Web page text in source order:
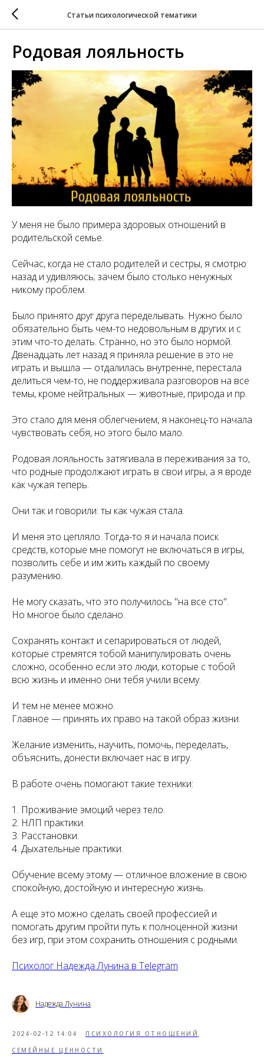
Статьи психологической тематики
Родовая лояльность
У меня не было примера здоровых отношений в
родительской семье.
Сейчас, когда не стало родителей и сестры, я смотрю
назад и удивляюсь; зачем было столько ненужных
никому проблем.
Было принято друг друга переделывать. Нужно было
обязательно быть чем-то недовольным в других и с
этим что-то делать. Странно, но это было нормой.
Двенадцать лет назад я приняла решение в это не
играть и вышла — отдалилась внутренне, перестала
делиться чем-то, не поддерживала разговоров на все
темы, кроме нейтральных — животные, природа и пр.
Это стало для меня облегчением, я наконец-то начала
чувствовать себя, но этого было мало.
Родовая лояльность затягивала в переживания за то,
что родные продолжают играть в свои игры, а я вроде
как чужая теперь.
Они так и говорили: ты как чужая стала.
И меня это цепляло. Тогда-то я и начала поиск
средств, которые мне помогут не включаться в игры,
позволить себе и им жить каждый по своему
разумению.
Не могу сказать, что это получилось "на все сто".
Но многое было сделано.
Сохранять контакт и сепарироваться от людей,
которые стремятся тобой манипулировать очень
сложно, особенно если это люди, которые с тобой
всю жизнь и именно они тебя учили всему.
И тем не менее можно.
Главное — принять их право на такой образ жизни.
Желание изменить, научить, помочь, переделать,
объяснить, донести включает нас в игру.
В работе очень помогают такие техники:
1. Проживание эмоций через тело.
2. НЛП практики.
3. Расстановки.
4. Дыхательные практики.
Обучение всему этому — отличное вложение в свою
спокойную, достойную и интересную жизнь.
А еще это можно сделать своей профессией и
помогать другим пройти путь к полноценной жизни
без игр, при этом сохранить отношения с родными.
Психолог Надежда Лунина в Telegram
Надежда Лунина
2024-02-12 14:04
ПСИХОЛОГИЯ ОТНОШЕНИЙ
СЕМЕЙНЫЕ ЦЕННОСТИ